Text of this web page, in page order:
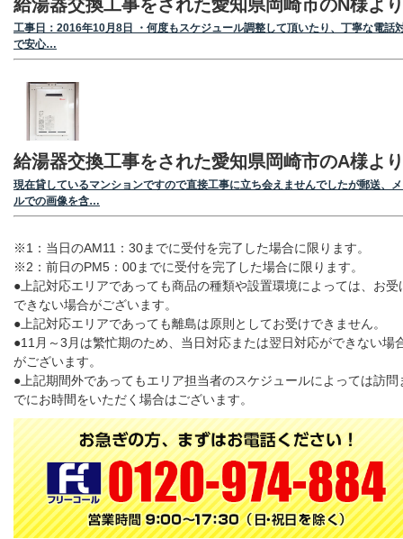
給湯器交換工事をされた愛知県岡崎市のN様より
工事日：2016年10月8日 ・何度もスケジュール調整して頂いたり、丁寧な電話
で安心…
給湯器交換工事をされた愛知県岡崎市のA様より
現在貸しているマンションですので直接工事に立ち会えませんでしたが郵送、
ルでの画像を含…
※1：当日のAM11：30までに受付を完了した場合に限ります。
※2：前日のPM5：00までに受付を完了した場合に限ります。
●上記対応エリアであっても商品の種類や設置環境によっては、お受
できない場合がございます。
●上記対応エリアであっても離島は原則としてお受けできません。
●11月～3月は繁忙期のため、当日対応または翌日対応ができない場
がございます。
●上記期間外であってもエリア担当者のスケジュールによっては訪問
でにお時間をいただく場合はございます。